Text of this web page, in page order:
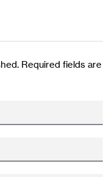
Required fields are